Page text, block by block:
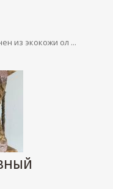
из экокожи ол ...